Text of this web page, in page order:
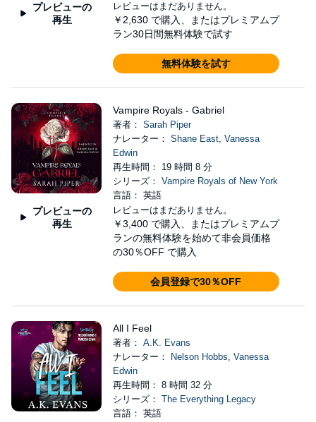
プレビューの
再生
レビューはまだありません。
￥2,630 で購入、またはプレミアムプ
ラン30日間無料体験で試す
無料体験を試す
プレビューの
再生
Vampire Royals - Gabriel
著者： Sarah Piper
ナレーター： Shane East, Vanessa
Edwin
再生時間： 19 時間 8 分
シリーズ： Vampire Royals of New York
言語： 英語
レビューはまだありません。
￥3,400 で購入、またはプレミアムプ
ランの無料体験を始めて非会員価格
の30％OFF で購入
会員登録で30％OFF
All I Feel
著者： A.K. Evans
ナレーター：
Nelson Hobbs, Vanessa
Edwin
再生時間： 8 時間 32 分
シリーズ： The Everything Legacy
言語： 英語